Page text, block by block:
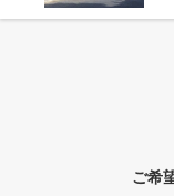
ご希